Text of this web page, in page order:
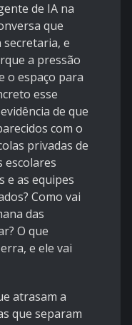
de IA na
que
e
a pressão
o espaço para
esse
de que
com o
privadas de
escolares
e as equipes
Como vai
das
O que
e ele vai
atrasam a
que separam